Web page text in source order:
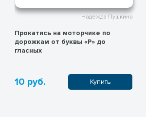
Надежда Пушкина
Прокатись на моторчике по
дорожкам от буквы «Р» до
гласных
10 руб. Купить